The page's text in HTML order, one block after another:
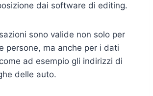
dai software di editing.
sono valide non solo per
persone, ma anche per i dati
ad esempio gli indirizzi di
delle auto.